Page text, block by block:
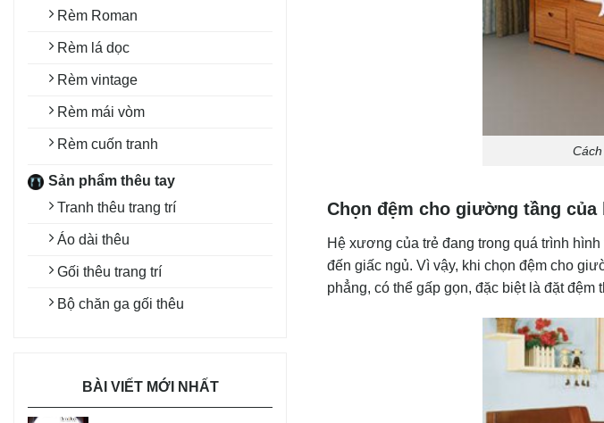
Rèm Roman
Rèm lá dọc
Rèm vintage
Rèm mái vòm
Rèm cuốn tranh
Sản phẩm thêu tay
Tranh thêu trang trí
Áo dài thêu
Gối thêu trang trí
Bộ chăn ga gối thêu
BÀI VIẾT MỚI NHẤT
Chọn đệm cho giường tầng của
Hệ xương của trẻ đang trong quá trình
đến giấc ngủ. Vì vậy, khi chọn đệm cho
phẳng, có thể gấp gọn, đặc biệt là đặt đệm